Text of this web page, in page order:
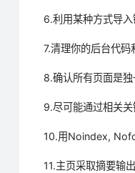
6.利用某种方式导入
7.清理你的后台代码
8.确认所有页面是
9.尽可能通过相关关
10.用Noindex,
11.主页采取摘要输